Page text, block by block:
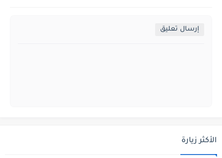
إرسال تعليق
الأكثر زيارة